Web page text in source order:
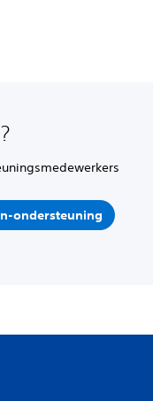
ondersteuning